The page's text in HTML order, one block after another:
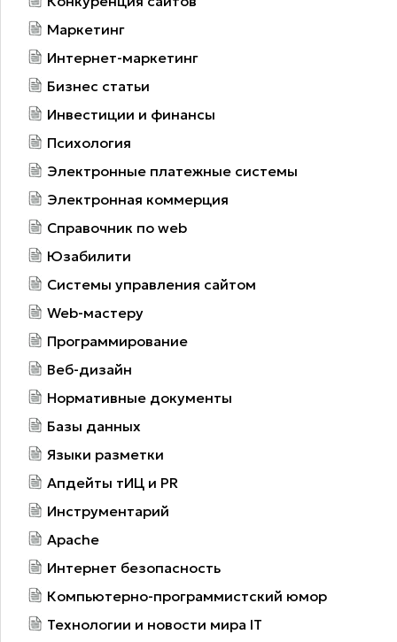
Маркетинг
Интернет-маркетинг
Бизнес статьи
Инвестиции и финансы
Психология
Электронные платежные системы
Электронная коммерция
Справочник по web
Юзабилити
Системы управления сайтом
Web-мастеру
Программирование
Веб-дизайн
Нормативные документы
Базы данных
Языки разметки
Апдейты тИЦ и PR
Инструментарий
Apache
Интернет безопасность
Компьютерно-программистский юмор
Технологии и новости мира IT